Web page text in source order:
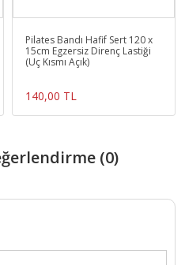
Pilates Bandı Hafif Sert 120 x
15cm Egzersiz Direnç Lastiği
(Uç Kısmı Açık)
140,00 TL
(0)